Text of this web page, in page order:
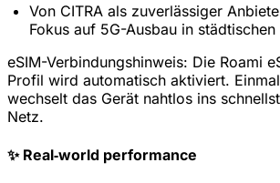
Von CITRA als zuverlässiger
Fokus auf 5G-Ausbau in
eSIM-Verbindungshinweis: Die Roami
Profil wird automatisch aktiviert.
wechselt das Gerät nahtlos ins
Netz.
✨ Real‑world performance